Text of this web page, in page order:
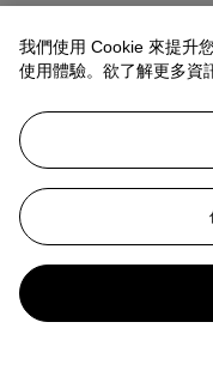
我們使用 Cookie 來提升
使用體驗。欲了解更多資